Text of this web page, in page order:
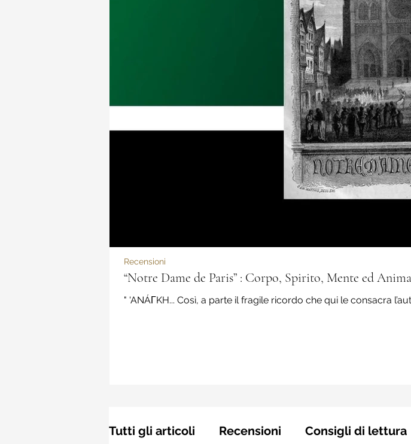
“Notre Dame de Paris” : Corpo, Spirito, Mente ed
" 'ANÁΓKH... Così, a parte il fragile ricordo che qui le consacra
Recensioni
Tutti gli articoli Recensioni Consigli di lettura